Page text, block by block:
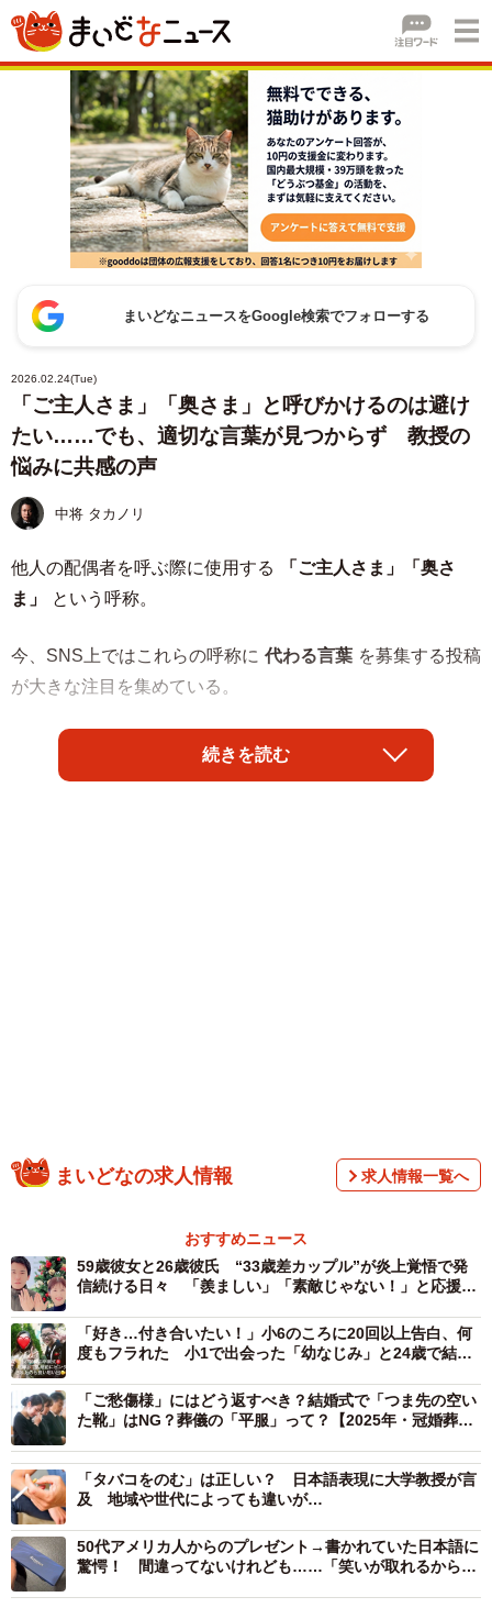
まいどなニュースをGoogle検索でフォローする
2026.02.24(Tue)
「ご主人さま」「奥さま」と呼びかけるのは避け
たい……でも、適切な言葉が見つからず 教授の
悩みに共感の声
中将 タカノリ
他人の配偶者を呼ぶ際に使用する
「ご主人さま」「奥さ
ま」
という呼称。
今、SNS上ではこれらの呼称に 代わる言葉 を募集する投稿
が大きな注目を集めている。
「『ご主人さま』『奥さま』を避けたい人は多い。でも、
代わりの言葉が見つからない。 『夫さま』『妻さま』も難
1/3
話題になった石黒圭さんの投稿
続きを読む
まいどなの求人情報 求人情報一覧へ
おすすめニュース
59歳彼女と26歳彼氏 “33歳差カップル”が炎上覚悟で発
信続ける日々 「羨ましい」「素敵じゃない！」と応援の
「好き…付き合いたい！」小6のころに20回以上告白、何
度もフラれた 小1で出会った「幼なじみ」と24歳で結ば
「ご愁傷様」にはどう返すべき？結婚式で「つま先の空い
た靴」はNG？葬儀の「平服」って？【2025年・冠婚葬祭
「タバコをのむ」は正しい？ 日本語表現に大学教授が言
及 地域や世代によっても違いが…
50代アメリカ人からのプレゼント→書かれていた日本語に
驚愕！ 間違ってないけれども……「笑いが取れるから、